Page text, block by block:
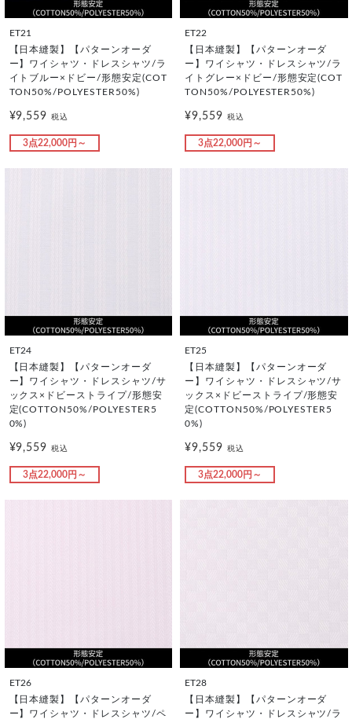
ET21
【日本縫製】【パターンオーダ
ー】ワイシャツ・ドレスシャツ/ラ
イトブルー×ドビー/形態安定(COT
TON50%/POLYESTER50%)
¥9,559税込
3点22,000円～
ET22
【日本縫製】【パターンオーダ
ー】ワイシャツ・ドレスシャツ/ラ
イトグレー×ドビー/形態安定(COT
TON50%/POLYESTER50%)
¥9,559 税込
3点22,000円～
ET24
【日本縫製】【パターンオーダ
ー】ワイシャツ・ドレスシャツ/サ
ックス×ドビーストライプ/形態安
定(COTTON50%/POLYESTER5
0%)
¥9,559税込
3点22,000円～
ET25
【日本縫製】【パターンオーダ
ー】ワイシャツ・ドレスシャツ/サ
ックス×ドビーストライプ/形態安
定(COTTON50%/POLYESTER5
0%)
¥9,559 税込
3点22,000円～
ET26
【日本縫製】【パターンオーダ
ー】ワイシャツ・ドレスシャツ/ペ
ET28
【日本縫製】【パターンオーダ
ー】ワイシャツ・ドレスシャツ/ラ